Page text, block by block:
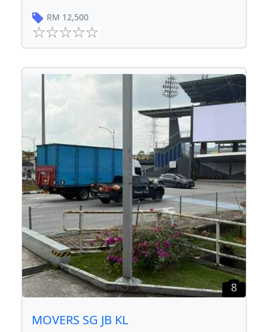
RM 12,500
8
MOVERS SG JB KL